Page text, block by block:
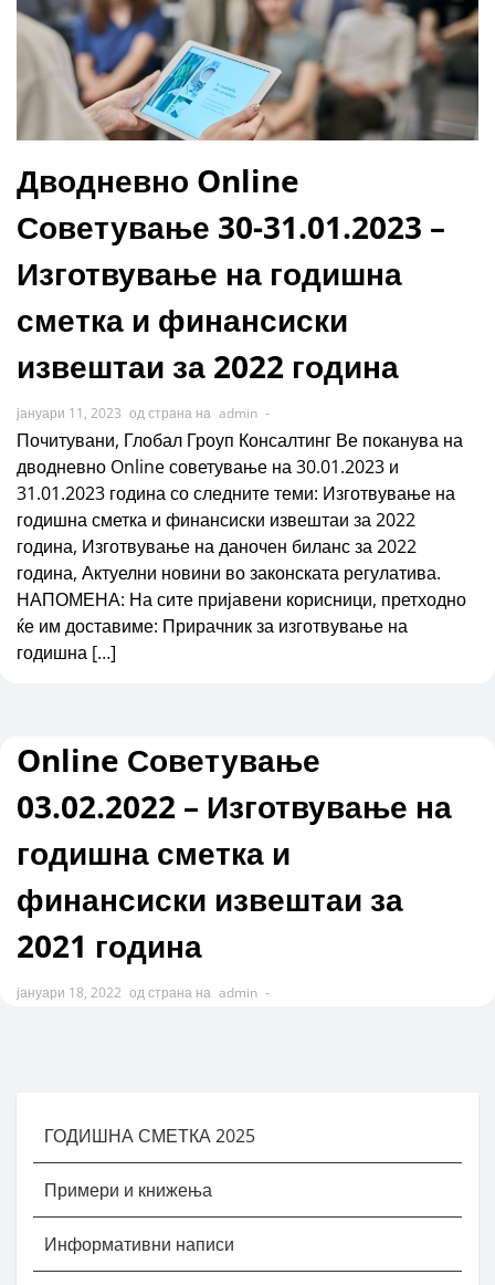
Дводневно Online
Советување 30-31.01.2023 –
Изготвување на годишна
сметка и финансиски
извештаи за 2022 година
јануари 11, 2023 од страна на admin -
Почитувани, Глобал Гроуп Консалтинг Ве поканува на
дводневно Online советување на 30.01.2023 и
31.01.2023 година со следните теми: Изготвување на
годишна сметка и финансиски извештаи за 2022
година, Изготвување на даночен биланс за 2022
година, Актуелни новини во законската регулатива.
НАПОМЕНА: На сите пријавени корисници, претходно
ќе им доставиме: Прирачник за изготвување на
годишна […]
Online Советување
03.02.2022 – Изготвување на
годишна сметка и
финансиски извештаи за
2021 година
јануари 18, 2022 од страна на admin -
ГОДИШНА СМЕТКА 2025
Примери и книжења
Информативни написи